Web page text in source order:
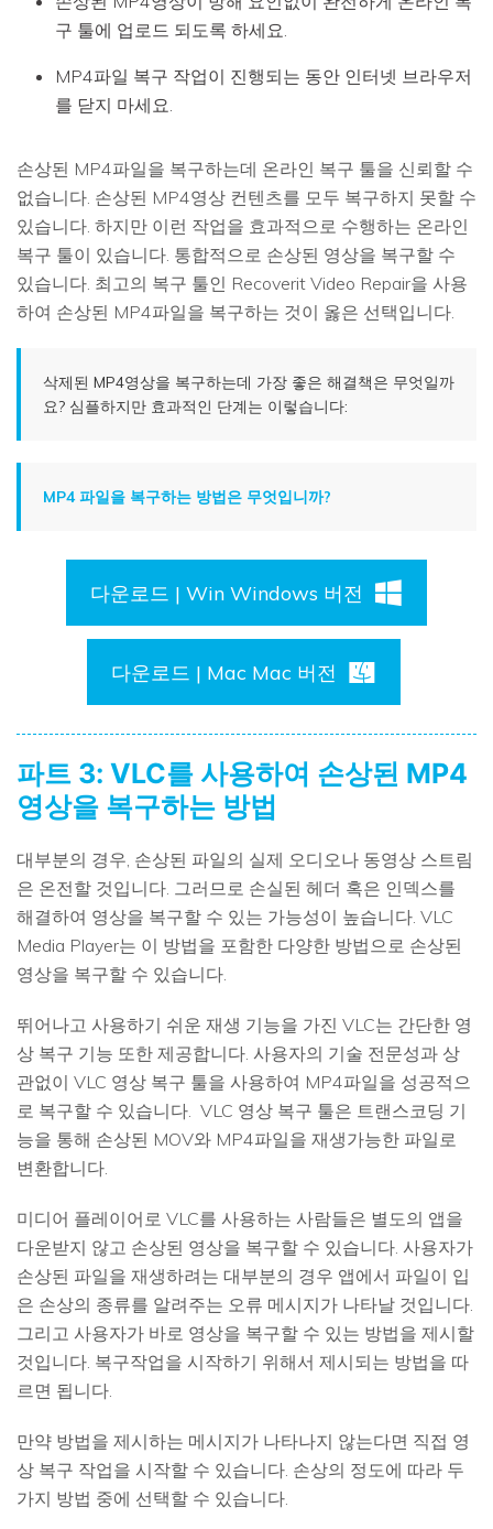
구 툴에 업로드 되도록 하세요.
MP4파일 복구 작업이 진행되는 동안 인터넷 브라우저
를 닫지 마세요.
손상된 MP4파일을 복구하는데 온라인 복구 툴을 신뢰할 수
없습니다. 손상된 MP4영상 컨텐츠를 모두 복구하지 못할 수
있습니다. 하지만 이런 작업을 효과적으로 수행하는 온라인
복구 툴이 있습니다. 통합적으로 손상된 영상을 복구할 수
있습니다. 최고의 복구 툴인 Recoverit Video Repair을 사용
하여 손상된 MP4파일을 복구하는 것이 옳은 선택입니다.
삭제된 MP4영상을 복구하는데 가장 좋은 해결책은 무엇일까
요? 심플하지만 효과적인 단계는 이렇습니다:
MP4 파일을 복구하는 방법은 무엇입니까?
다운로드 | Win Windows 버전
다운로드 | Mac Mac 버전
파트 3: VLC를 사용하여 손상된 MP4
영상을 복구하는 방법
대부분의 경우, 손상된 파일의 실제 오디오나 동영상 스트림
은 온전할 것입니다. 그러므로 손실된 헤더 혹은 인덱스를
해결하여 영상을 복구할 수 있는 가능성이 높습니다. VLC
Media Player는 이 방법을 포함한 다양한 방법으로 손상된
영상을 복구할 수 있습니다.
뛰어나고 사용하기 쉬운 재생 기능을 가진 VLC는 간단한 영
상 복구 기능 또한 제공합니다. 사용자의 기술 전문성과 상
관없이 VLC 영상 복구 툴을 사용하여 MP4파일을 성공적으
로 복구할 수 있습니다. VLC 영상 복구 툴은 트랜스코딩 기
능을 통해 손상된 MOV와 MP4파일을 재생가능한 파일로
변환합니다.
미디어 플레이어로 VLC를 사용하는 사람들은 별도의 앱을
다운받지 않고 손상된 영상을 복구할 수 있습니다. 사용자가
손상된 파일을 재생하려는 대부분의 경우 앱에서 파일이 입
은 손상의 종류를 알려주는 오류 메시지가 나타날 것입니다.
그리고 사용자가 바로 영상을 복구할 수 있는 방법을 제시할
것입니다. 복구작업을 시작하기 위해서 제시되는 방법을 따
르면 됩니다.
만약 방법을 제시하는 메시지가 나타나지 않는다면 직접 영
상 복구 작업을 시작할 수 있습니다. 손상의 정도에 따라 두
가지 방법 중에 선택할 수 있습니다.